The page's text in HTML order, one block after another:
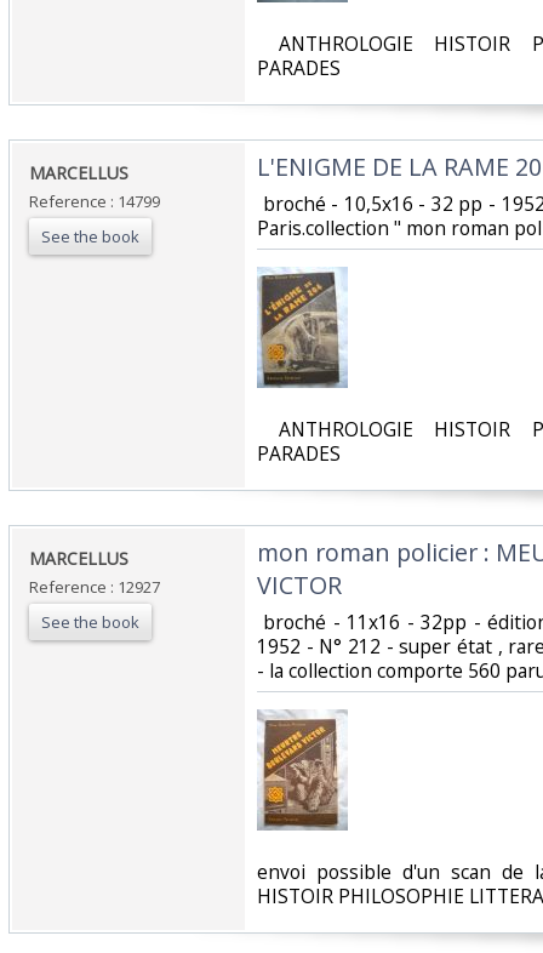
ANTHROLOGIE HISTOIR
PARADES‎
‎MARCELLUS‎
Reference : 14799
See the book
‎L'ENIGME DE LA RAME
broché - 10,5x16 - 32 pp -
Paris.collection " mon roman
ANTHROLOGIE HISTOIR
PARADES‎
‎MARCELLUS‎
Reference : 12927
See the book
‎mon roman policier :
VICTOR‎
broché - 11x16 - 32pp -
1952 - N° 212 - super état ,
- la collection comporte 560
‎envoi possible d'un scan de
HISTOIR PHILOSOPHIE